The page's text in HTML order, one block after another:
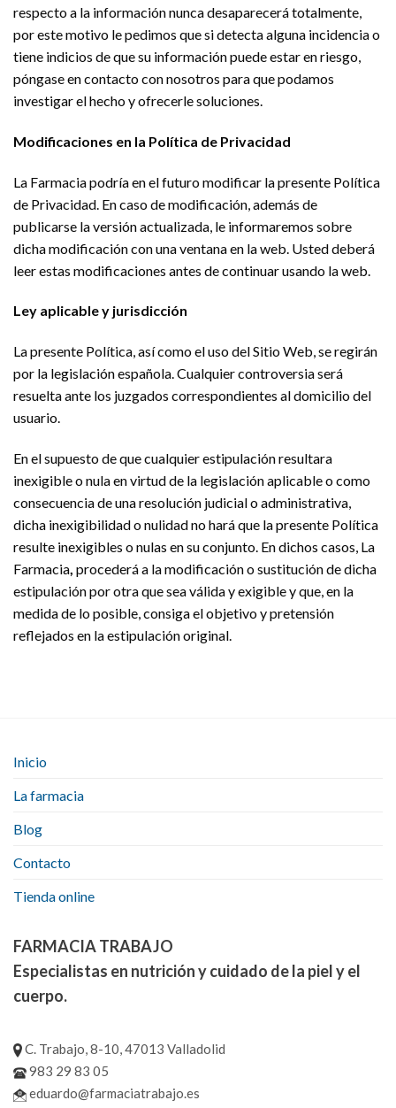
respecto a la información nunca desaparecerá totalmente,
por este motivo le pedimos que si detecta alguna incidencia o
tiene indicios de que su información puede estar en riesgo,
póngase en contacto con nosotros para que podamos
investigar el hecho y ofrecerle soluciones.
Modificaciones en la Política de Privacidad
La Farmacia podría en el futuro modificar la presente Política
de Privacidad. En caso de modificación, además de
publicarse la versión actualizada, le informaremos sobre
dicha modificación con una ventana en la web. Usted deberá
leer estas modificaciones antes de continuar usando la web.
Ley aplicable y jurisdicción
La presente Política, así como el uso del Sitio Web, se regirán
por la legislación española. Cualquier controversia será
resuelta ante los juzgados correspondientes al domicilio del
usuario.
En el supuesto de que cualquier estipulación resultara
inexigible o nula en virtud de la legislación aplicable o como
consecuencia de una resolución judicial o administrativa,
dicha inexigibilidad o nulidad no hará que la presente Política
resulte inexigibles o nulas en su conjunto. En dichos casos, La
Farmacia, procederá a la modificación o sustitución de dicha
estipulación por otra que sea válida y exigible y que, en la
medida de lo posible, consiga el objetivo y pretensión
reflejados en la estipulación original.
Inicio
La farmacia
Blog
Contacto
Tienda online
FARMACIA TRABAJO
Especialistas en nutrición y cuidado de la piel y el
cuerpo.
C. Trabajo, 8-10, 47013 Valladolid
983 29 83 05
eduardo@farmaciatrabajo.es